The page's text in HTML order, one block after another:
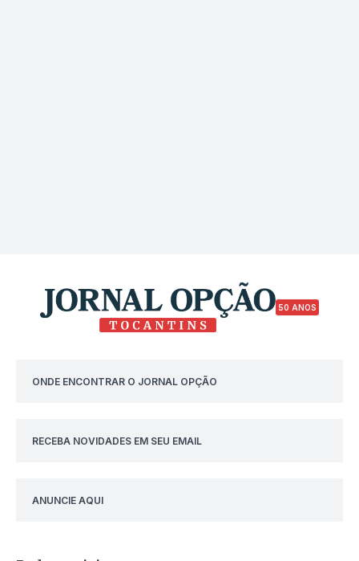
50 ANOS
ONDE ENCONTRAR O JORNAL OPÇÃO
RECEBA NOVIDADES EM SEU EMAIL
ANUNCIE AQUI